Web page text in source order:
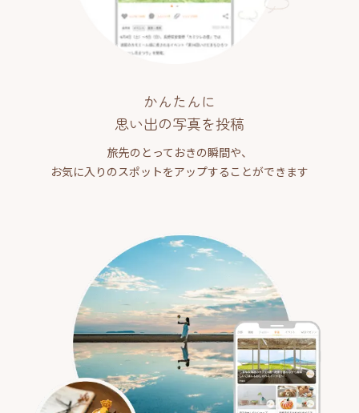
かんたんに
思い出の写真を投稿
旅先のとっておきの瞬間や、
お気に入りのスポットをアップすることができます